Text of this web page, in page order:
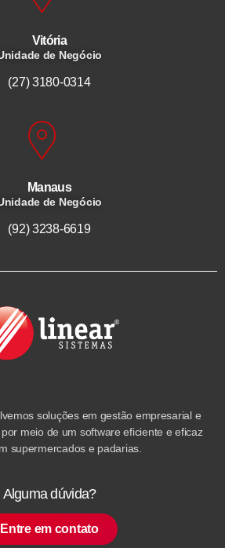
Vitória
de Negócio
(27) 3180-0314
Manaus
de Negócio
(92) 3238-6619
soluções em gestão empresarial e
meio de um software eficiente e eficaz
supermercados e padarias.
Alguma dúvida?
Entre em contato